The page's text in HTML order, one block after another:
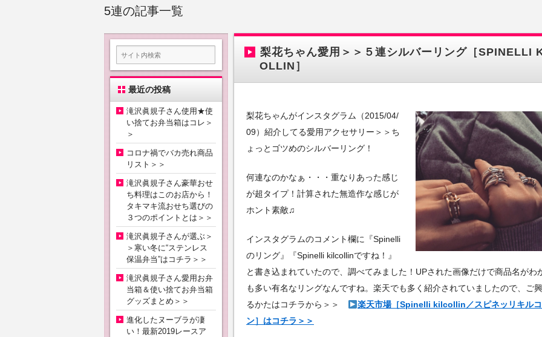
5連の記事一覧
梨花ちゃん愛用＞＞５連シルバーリング［SPINELLI
OLLIN］
梨花ちゃんがインスタグラム（2015/04/
09）紹介してる愛用アクセサリー＞＞ち
ょっとゴツめのシルバーリング！
何連なのかなぁ・・・重なりあった感じ
が超タイプ！計算された無造作な感じが
ホント素敵♫
インスタグラムのコメント欄に『Spinelli
のリング』『Spinelli kilcollinですね！』
と書き込まれていたので、調べてみました！UPされた画像だけで商品名がわ
も多い有名なリングなんですね。楽天でも多く紹介されていましたので、ご
るかたはコチラから＞＞
楽天市場［Spinelli kilcollin／スピネッリキル
ン］はコチラ＞＞
最近の投稿
滝沢眞規子さん使用★使
い捨てお弁当箱はコレ＞
＞
コロナ禍でバカ売れ商品
リスト＞＞
滝沢眞規子さん豪華おせ
ち料理はこのお店から！
タキマキ流おせち選びの
３つのポイントとは＞＞
滝沢眞規子さんが選ぶ＞
＞寒い冬に“ステンレス
保温弁当”はコチラ＞＞
滝沢眞規子さん愛用お弁
当箱＆使い捨てお弁当箱
グッズまとめ＞＞
進化したヌーブラが凄
い！最新2019レースア